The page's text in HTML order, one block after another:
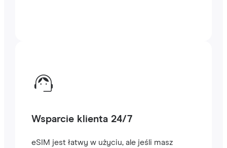
Wsparcie klienta 24/7
eSIM jest łatwy w użyciu, ale jeśli masz